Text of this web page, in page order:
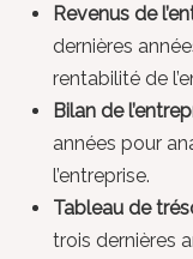
Revenus de
dernières
rentabilité de
Bilan de
années pour
l’entreprise.
Tableau de
trois dernières